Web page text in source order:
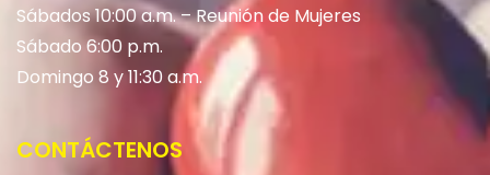
Sábados 10:00 a.m. – Reunión de Mujeres
Sábado 6:00 p.m.
Domingo 8 y 11:30 a.m.
CONTÁCTENOS